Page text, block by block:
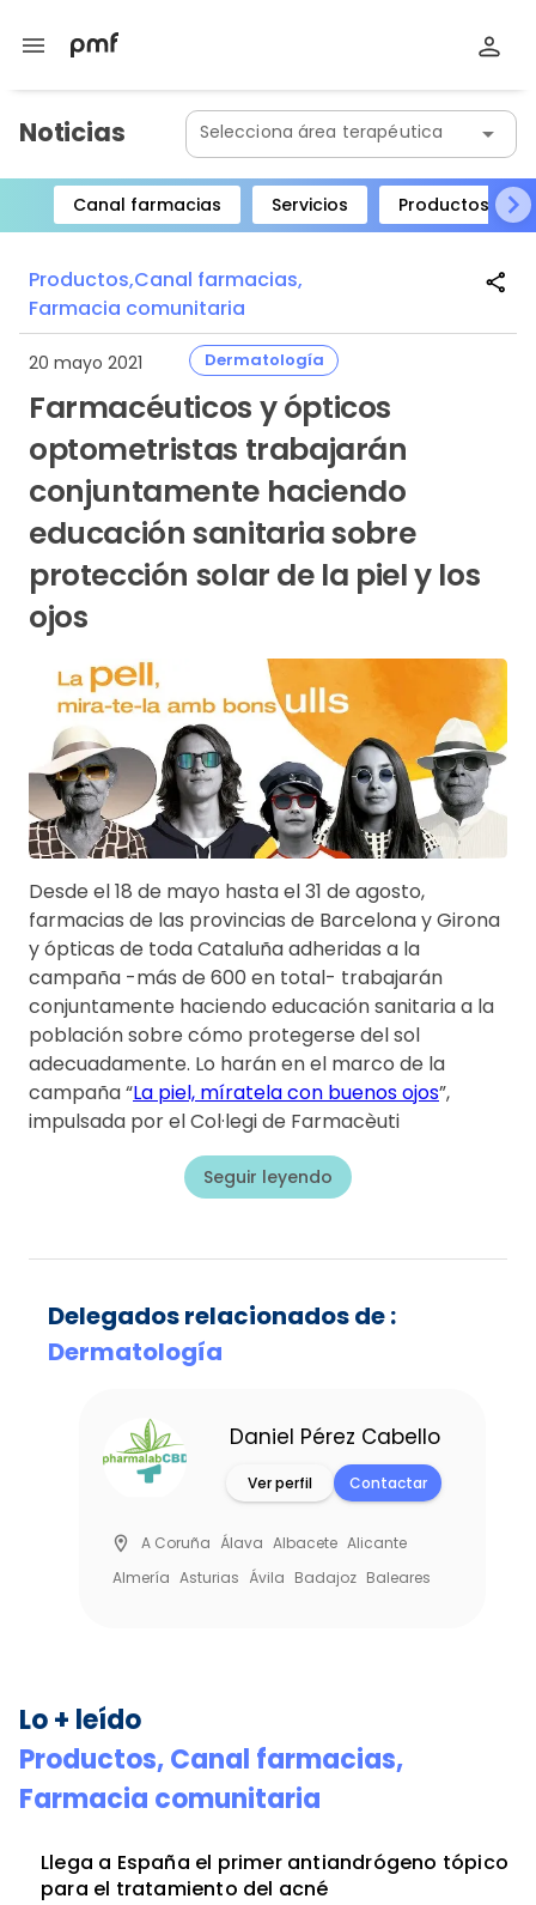
menu
Noticias Selecciona área terapéutica arrow_drop_down
Canal farmacias Servicios
Productos
Item
of
8
Productos,Canal farmacias,
Farmacia comunitaria
share
20 mayo 2021 Dermatología
Farmacéuticos y ópticos
optometristas trabajarán
conjuntamente haciendo
educación sanitaria sobre
protección solar de la piel y los
ojos
Desde el 18 de mayo hasta el 31 de agosto,
farmacias de las provincias de Barcelona y Girona
y ópticas de toda Cataluña adheridas a la
campaña -más de 600 en total- trabajarán
conjuntamente haciendo educación sanitaria a la
población sobre cómo protegerse del sol
adecuadamente. Lo harán en el marco de la
campaña “La piel, míratela con buenos ojos”,
impulsada por el Col·legi de Farmacèuti
Seguir leyendo
Delegados relacionados de :
Dermatología
Daniel Pérez Cabello
Ver perfil Contactar
location_on A Coruña Álava Albacete Alicante
Almería Asturias Ávila Badajoz Baleares
Guadalajara
Jaén
La Rioja Las Palmas León Lleida
Madrid
Melilla Murcia
Salamanca
Cantabria Segovia Sevilla
Soria Tarragona Tenerife Teruel
5
Lo + leído
Productos,Canal farmacias,
Farmacia comunitaria
Llega a España el primer antiandrógeno tópico
para el tratamiento del acné